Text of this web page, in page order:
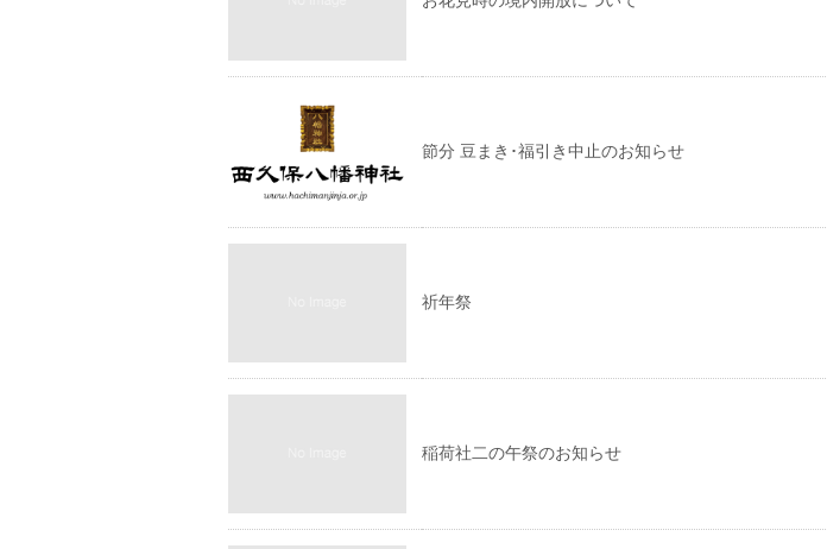
節分 豆まき･福引き中止のお知らせ
祈年祭
稲荷社二の午祭のお知らせ